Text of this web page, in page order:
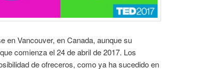
en Vancouver, en Canada, aunque su
comienza el 24 de abril de 2017. Los
de ofreceros, como ya ha sucedido en